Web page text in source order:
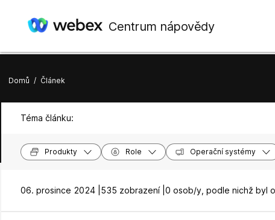
Centrum nápovědy
Domů / Článek
Téma článku:
Produkty Role Operační systémy
06. prosince 2024 | 535 zobrazení | 0 osob/y, podle nichž byl